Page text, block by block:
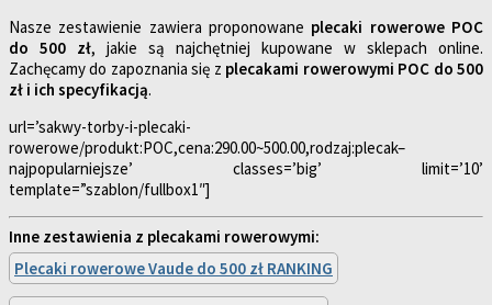
Nasze zestawienie zawiera proponowane plecaki rowerowe POC
do 500 zł, jakie są najchętniej kupowane w sklepach online.
Zachęcamy do zapoznania się z plecakami rowerowymi POC do 500
zł i ich specyfikacją.
url=’sakwy-torby-i-plecaki-
rowerowe/produkt:POC,cena:290.00~500.00,rodzaj:plecak–
najpopularniejsze’ classes=’big’ limit=’10’
template=”szablon/fullbox1″]
Inne zestawienia z plecakami rowerowymi:
Plecaki rowerowe Vaude do 500 zł RANKING